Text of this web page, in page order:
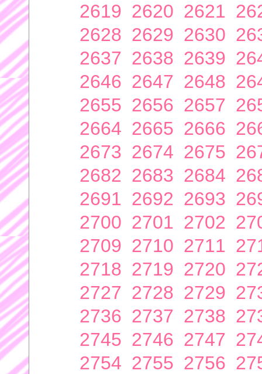
2619 2620 2621
2628 2629 2630
2637 2638 2639
2646 2647 2648
2655 2656 2657
2664 2665 2666
2673 2674 2675
2682 2683 2684
2691 2692 2693
2700 2701 2702
2709 2710 2711
2718 2719 2720
2727 2728 2729
2736 2737 2738
2745 2746 2747
2754 2755 2756